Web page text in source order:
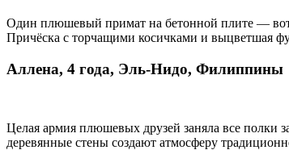
Один плюшевый примат на бетонной плите — вот
Причёска с торчащими косичками и выцветшая
Аллена, 4 года, Эль-Нидо, Филиппины
Целая армия плюшевых друзей заняла все полки
деревянные стены создают атмосферу